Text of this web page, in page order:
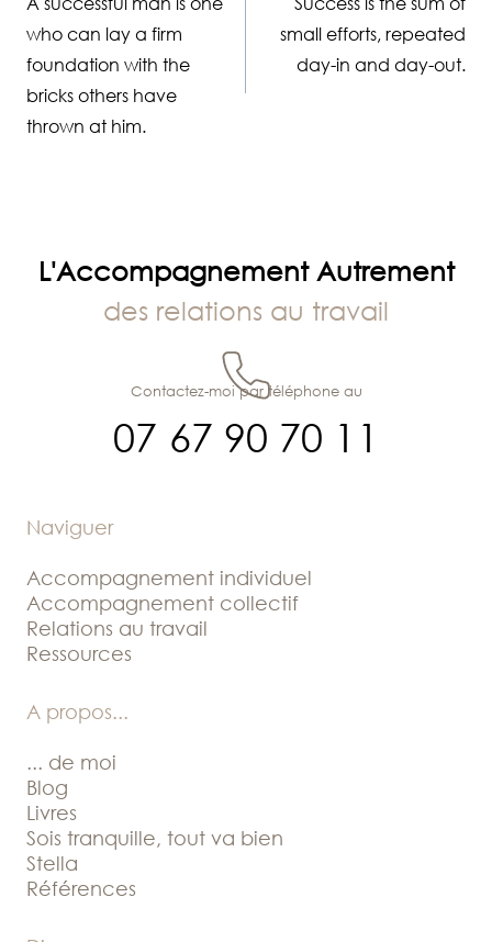
de
l’article
who can lay a firm
foundation with the
bricks others have
thrown at him.
small efforts, repeated
day-in and day-out.
L'Accompagnement Autrement
des relations au travail
07 67 90 70 11
Contactez-moi par téléphone au
Naviguer
Accompagnement individuel
Accompagnement collectif
Relations au travail
Ressources
A propos...
... de moi
Blog
Livres
Sois tranquille, tout va bien
Stella
Références